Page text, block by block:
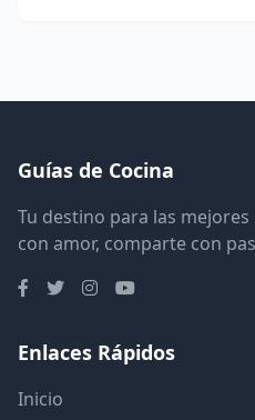
Guías de Cocina
Tu destino para las mejores
con amor, comparte con
Enlaces Rápidos
Inicio